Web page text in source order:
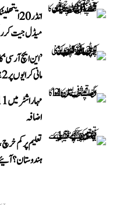
انڈر
میڈل جیت کر رقم
’این ایچ آر
مانی کرایوں پر 2 ہفتے میں رپورٹ طلب
اضافہ
ہندوستان؟